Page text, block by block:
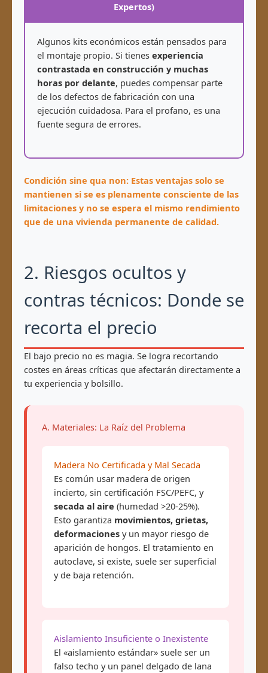
Expertos)
Algunos kits económicos están pensados para
el montaje propio. Si tienes experiencia
contrastada en construcción y muchas
horas por delante, puedes compensar parte
de los defectos de fabricación con una
ejecución cuidadosa. Para el profano, es una
fuente segura de errores.
Condición sine qua non: Estas ventajas solo se
mantienen si se es plenamente consciente de las
limitaciones y no se espera el mismo rendimiento
que de una vivienda permanente de calidad.
2. Riesgos ocultos y
contras técnicos: Donde se
recorta el precio
El bajo precio no es magia. Se logra recortando
costes en áreas críticas que afectarán directamente a
tu experiencia y bolsillo.
A. Materiales: La Raíz del Problema
Madera No Certificada y Mal Secada
Es común usar madera de origen
incierto, sin certificación FSC/PEFC, y
secada al aire (humedad >20-25%).
Esto garantiza movimientos, grietas,
deformaciones y un mayor riesgo de
aparición de hongos. El tratamiento en
autoclave, si existe, suele ser superficial
y de baja retención.
Aislamiento Insuficiente o Inexistente
El «aislamiento estándar» suele ser un
falso techo y un panel delgado de lana